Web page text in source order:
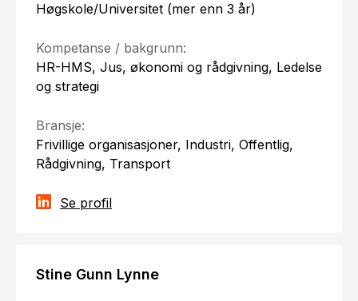
Høgskole/Universitet (mer enn 3 år)
Kompetanse / bakgrunn:
HR-HMS, Jus, økonomi og rådgivning, Ledelse
og strategi
Bransje:
Frivillige organisasjoner, Industri, Offentlig,
Rådgivning, Transport
Se profil
Stine Gunn Lynne